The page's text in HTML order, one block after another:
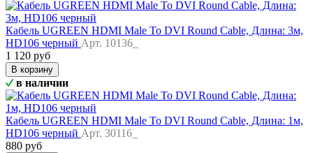
Кабель UGREEN HDMI Male To DVI Round Cable, Длина: 3м,
HD106 черный Арт. 10136_
1 120 руб
В корзину
в наличии
Кабель UGREEN HDMI Male To DVI Round Cable, Длина: 1м,
HD106 черный Арт. 30116_
880 руб